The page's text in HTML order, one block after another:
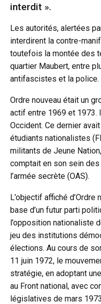
interdit ».
Les autorités, alertées
interdirent la contre-
toutefois la montée des
quartier Maubert, entre
antifascistes et la police.
Ordre nouveau était un
actif entre 1969 et
Occident. Ce dernier
étudiants nationalistes
militants de Jeune
comptait en son sein
l’armée secrète (OAS).
L’objectif affiché
base d’un futur parti
l’opposition nationaliste
jeu des institutions
élections. Au cours de
11 juin 1972, le
stratégie, en adoptant
au Front national, avec
législatives de mars